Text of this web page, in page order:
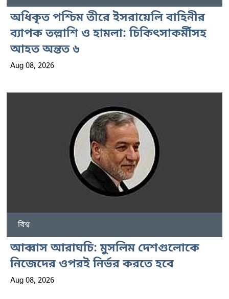
অধিকৃত পশ্চিম তীরে ইসরায়েলি বাহিনীর
ব্যাপক তল্লাশি ও হামলা: চিকিৎসাকর্মীসহ
আহত অন্তত ৬
Aug 08, 2026
বিশ্ব
আব্বাস আরাঘচি: মুসলিম দেশগুলোকে
নিজেদের ওপরই নির্ভর করতে হবে
Aug 08, 2026